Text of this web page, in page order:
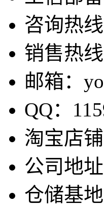
咨询热
销售热
邮箱：
QQ：
淘宝店
公司地
仓储基